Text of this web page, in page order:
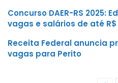
Concurso DAER-RS 2025:
vagas e salários de até R$
Receita Federal anuncia
vagas para Perito